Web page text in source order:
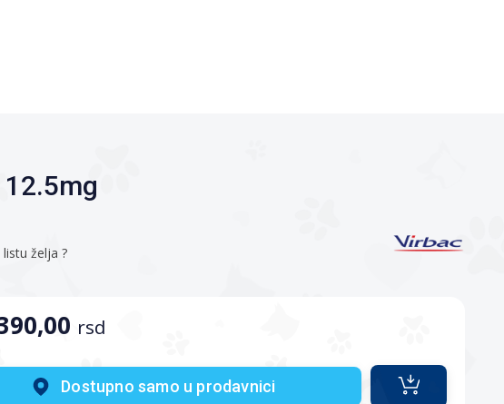
želja ?
rsd
Dostupno samo u prodavnici